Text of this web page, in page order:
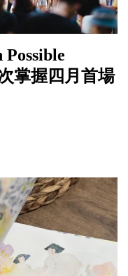
Possible
掌握四月首場